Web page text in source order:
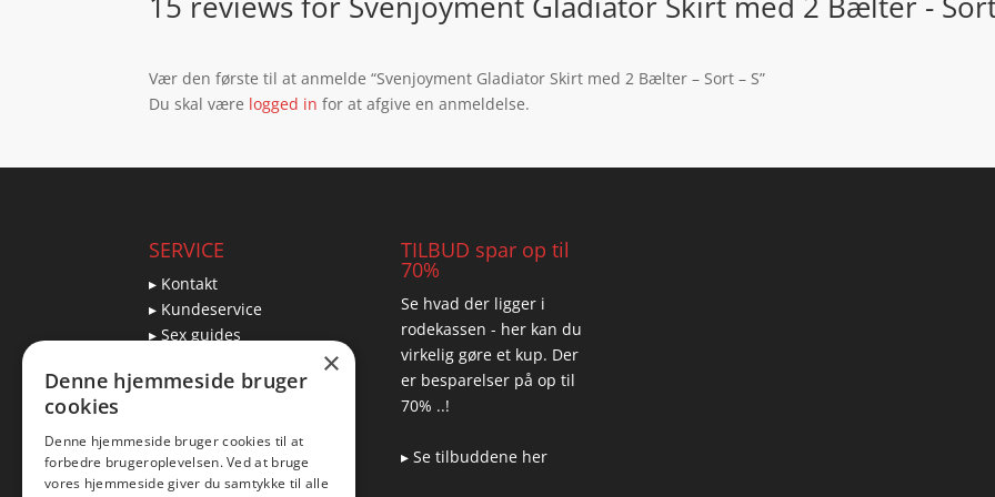
Vær den første til at anmelde “Svenjoyment Gladiator Skirt med 2 Bælter – Sort – S”
Du skal være logged in for at afgive en anmeldelse.
SERVICE
▸ Kontakt
▸ Kundeservice
▸ Sex guides
▸ Returnering
Blog
TILBUD spar op til
70%
Se hvad der ligger i
rodekassen - her kan du
virkelig gøre et kup. Der
er besparelser på op til
70% ..!
▸ Se tilbuddene her
×
Denne hjemmeside bruger
cookies
Denne hjemmeside bruger cookies til at
forbedre brugeroplevelsen. Ved at bruge
vores hjemmeside giver du samtykke til alle